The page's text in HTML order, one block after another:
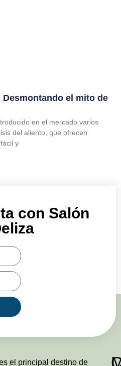
el mito de
en el mercado varios
del aliento, que ofrecen
y
con Salón
el principal destino de